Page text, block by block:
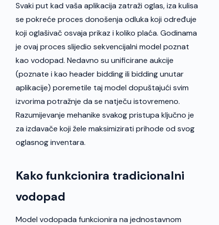
Svaki put kad vaša aplikacija zatraži oglas, iza kulisa
se pokreće proces donošenja odluka koji određuje
koji oglašivač osvaja prikaz i koliko plaća. Godinama
je ovaj proces slijedio sekvencijalni model poznat
kao vodopad. Nedavno su unificirane aukcije
(poznate i kao header bidding ili bidding unutar
aplikacije) poremetile taj model dopuštajući svim
izvorima potražnje da se natječu istovremeno.
Razumijevanje mehanike svakog pristupa ključno je
za izdavače koji žele maksimizirati prihode od svog
oglasnog inventara.
Kako funkcionira tradicionalni
vodopad
Model vodopada funkcionira na jednostavnom